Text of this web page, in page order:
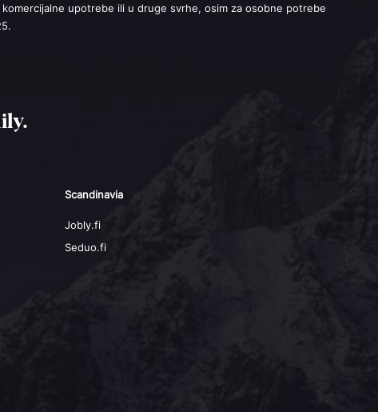
upotrebe ili u druge svrhe, osim za osobne potrebe
Scandinavia
Jobly.fi
Seduo.fi